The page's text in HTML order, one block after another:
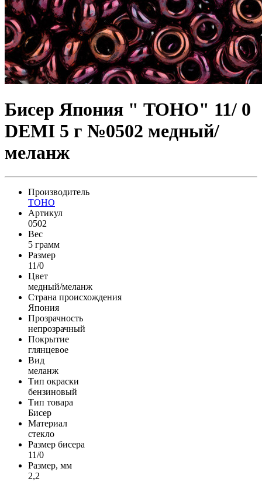
Бисер Япония " TOHO" 11/ 0
DEMI 5 г №0502 медный/
меланж
Производитель
TOHO
Артикул
0502
Вес
5 грамм
Размер
11/0
Цвет
медный/меланж
Страна происхождения
Япония
Прозрачность
непрозрачный
Покрытие
глянцевое
Вид
меланж
Тип окраски
бензиновый
Тип товара
Бисер
Материал
стекло
Размер бисера
11/0
Размер, мм
2,2